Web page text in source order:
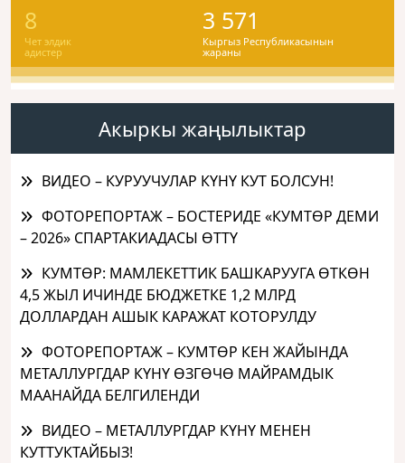
8
Чет элдик
адистер
3 571
Кыргыз Республикасынын
жараны
Акыркы жаңылыктар
ВИДЕО – КУРУУЧУЛАР КҮНҮ КУТ БОЛСУН!
ФОТОРЕПОРТАЖ – БОСТЕРИДЕ «КУМТӨР ДЕМИ
– 2026» СПАРТАКИАДАСЫ ӨТТҮ
КУМТӨР: МАМЛЕКЕТТИК БАШКАРУУГА ӨТКӨН
4,5 ЖЫЛ ИЧИНДЕ БЮДЖЕТКЕ 1,2 МЛРД
ДОЛЛАРДАН АШЫК КАРАЖАТ КОТОРУЛДУ
ФОТОРЕПОРТАЖ – КУМТӨР КЕН ЖАЙЫНДА
МЕТАЛЛУРГДАР КҮНҮ ӨЗГӨЧӨ МАЙРАМДЫК
МААНАЙДА БЕЛГИЛЕНДИ
ВИДЕО – МЕТАЛЛУРГДАР КҮНҮ МЕНЕН
КУТТУКТАЙБЫЗ!